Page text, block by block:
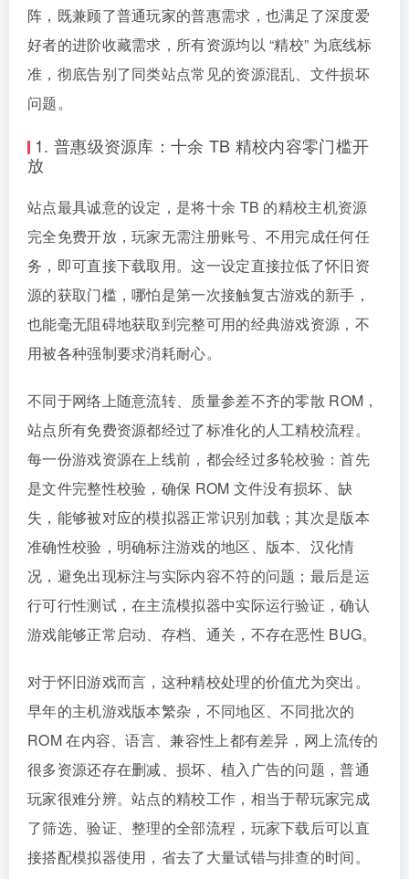
阵，既兼顾了普通玩家的普惠需求，也满足了深度爱
好者的进阶收藏需求，所有资源均以 “精校” 为底线标
准，彻底告别了同类站点常见的资源混乱、文件损坏
问题。
1. 普惠级资源库：十余 TB 精校内容零门槛开
放
站点最具诚意的设定，是将十余 TB 的精校主机资源
完全免费开放，玩家无需注册账号、不用完成任何任
务，即可直接下载取用。这一设定直接拉低了怀旧资
源的获取门槛，哪怕是第一次接触复古游戏的新手，
也能毫无阻碍地获取到完整可用的经典游戏资源，不
用被各种强制要求消耗耐心。
不同于网络上随意流转、质量参差不齐的零散 ROM，
站点所有免费资源都经过了标准化的人工精校流程。
每一份游戏资源在上线前，都会经过多轮校验：首先
是文件完整性校验，确保 ROM 文件没有损坏、缺
失，能够被对应的模拟器正常识别加载；其次是版本
准确性校验，明确标注游戏的地区、版本、汉化情
况，避免出现标注与实际内容不符的问题；最后是运
行可行性测试，在主流模拟器中实际运行验证，确认
游戏能够正常启动、存档、通关，不存在恶性 BUG。
对于怀旧游戏而言，这种精校处理的价值尤为突出。
早年的主机游戏版本繁杂，不同地区、不同批次的
ROM 在内容、语言、兼容性上都有差异，网上流传的
很多资源还存在删减、损坏、植入广告的问题，普通
玩家很难分辨。站点的精校工作，相当于帮玩家完成
了筛选、验证、整理的全部流程，玩家下载后可以直
接搭配模拟器使用，省去了大量试错与排查的时间。